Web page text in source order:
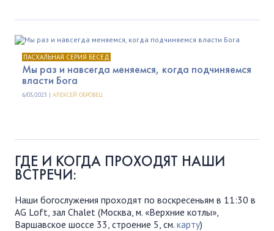
ПАСХАЛЬНАЯ СЕРИЯ БЕСЕД
Мы раз и навсегда меняемся, когда подчиняемся
власти Бога
6/03/2023 | АЛЕКСЕЙ ОБРОВЕЦ
ГДЕ И КОГДА ПРОХОДЯТ НАШИ
ВСТРЕЧИ:
Наши богослужения проходят по воскресеньям в 11:30 в
AG Loft, зал Chalet (Москва, м. «Верхние котлы»,
Варшавское шоссе 33, строение 5, см. карту)